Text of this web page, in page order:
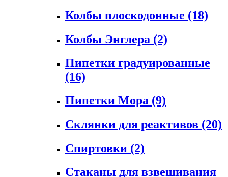
Колбы плоскодонные (18)
Колбы Энглера (2)
Пипетки градуированные
(16)
Пипетки Мора (9)
Склянки для реактивов (20)
Спиртовки (2)
Стаканы для взвешивания